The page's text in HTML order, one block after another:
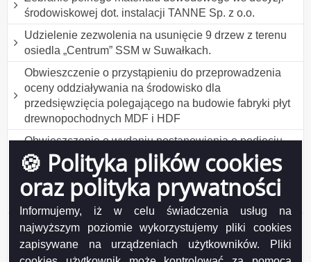
🍪 Polityka plików cookies
oraz polityka prywatności
Informujemy, iż w celu świadczenia usług na
najwyższym poziomie wykorzystujemy pliki cookies
zapisywane na urządzeniach użytkowników. Pliki
środowiskowej dot. instalacji TANNE Sp. z o.o.
Udzielenie zezwolenia na usunięcie 9 drzew z terenu
osiedla „Centrum” SSM w Suwałkach.
Obwieszczenie o przystąpieniu do przeprowadzenia
oceny oddziaływania na środowisko dla
przedsięwzięcia polegającego na budowie fabryki płyt
drewnopochodnych MDF i HDF
Obwieszczenie o wydaniu postanowienia o podjęciu
postępowania administracyjnego w sprawie wydania
decyzji o środowiskowych uwarunkowaniach dla
przedsięwzięcia polegającego na budowie fabryki płyt
drewnopochodnych MDF i HDF
AGP-RU Ogłoszenie o przystąpieniu do sporządzenia
mpzp rejonu osiedla przy ulicy Stanisława
Staniszewskiego w Suwałkach